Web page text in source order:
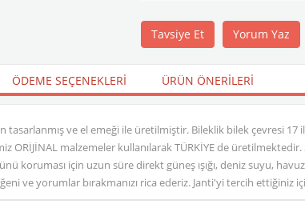
Tavsiye Et Yorum Yaz
ÖDEME SEÇENEKLERI ÜRÜN ÖNERILERI
tasarlanmış ve el emeği ile üretilmiştir. Bileklik bilek çevresi
ORİJİNAL malzemeler kullanılarak TÜRKİYE de
koruması için uzun süre direkt güneş ışığı, deniz suyu,
ve yorumlar bırakmanızı rica ederiz. Janti'yi tercih ettiğiniz